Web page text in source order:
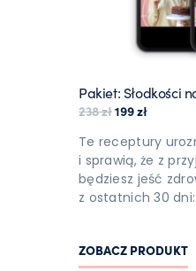
Pakiet: Słodkości
238złPierwotna
199zł
Te receptury
i sprawią, że z
będziesz jeść
z ostatnich 30 dni:
ZOBACZ PRODUKT